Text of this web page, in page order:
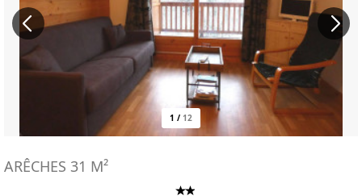
1 / 12
ARÊCHES 31 M²